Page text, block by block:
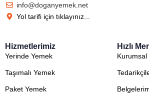
info@doganyemek.net
Yol tarifi için tıklayınız...
Hizmetlerimiz
Yerinde Yemek
Taşımalı Yemek
Paket Yemek
Hızlı
Kurumsal